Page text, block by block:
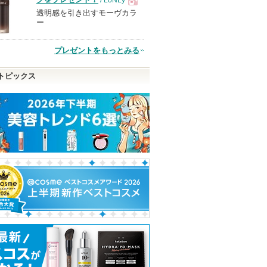
現
品
透明感を引き出すモーヴカラ
ー
プレゼントをもっとみる
ピックス